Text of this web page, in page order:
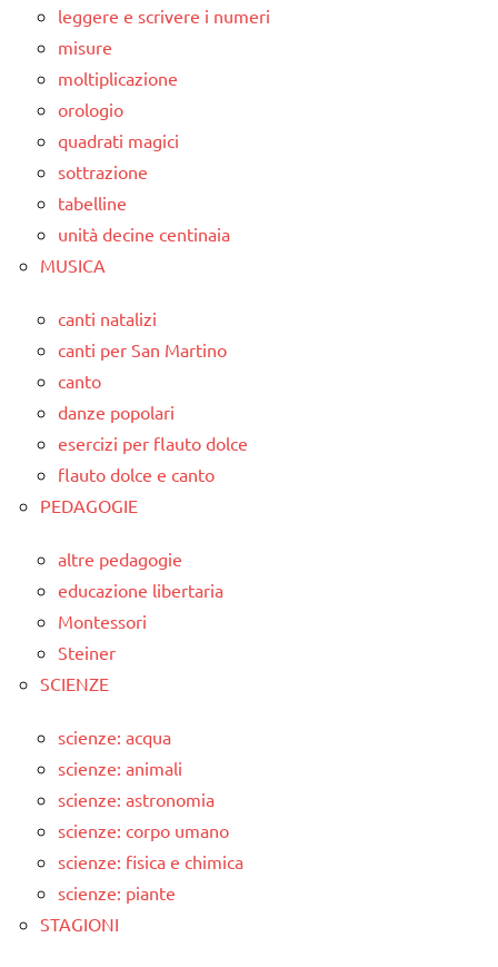
leggere e scrivere i numeri
misure
moltiplicazione
orologio
quadrati magici
sottrazione
tabelline
unità decine centinaia
MUSICA
canti natalizi
canti per San Martino
canto
danze popolari
esercizi per flauto dolce
flauto dolce e canto
PEDAGOGIE
altre pedagogie
educazione libertaria
Montessori
Steiner
SCIENZE
scienze: acqua
scienze: animali
scienze: astronomia
scienze: corpo umano
scienze: fisica e chimica
scienze: piante
STAGIONI